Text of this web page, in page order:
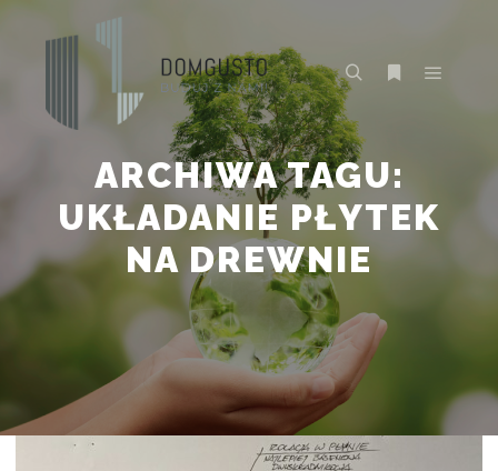
ARCHIWA TAGU:
UKŁADANIE PŁYTEK
NA DREWNIE